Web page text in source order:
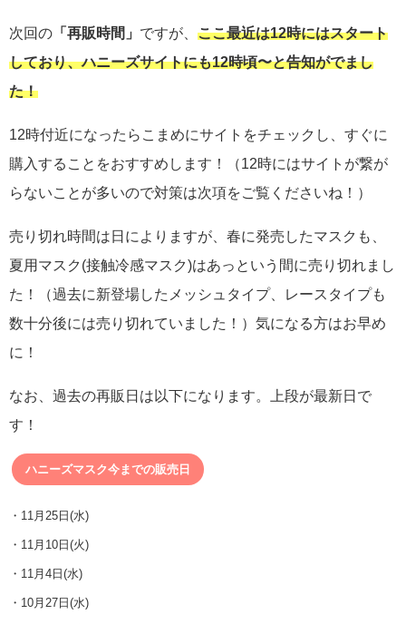
次回の 「再販時間」 ですが、 ここ最近は12時にはスタート
しており、ハニーズサイトにも12時頃〜と告知がでまし
た！
12時付近になったらこまめにサイトをチェックし、すぐに
購入することをおすすめします！（12時にはサイトが繋が
らないことが多いので対策は次項をご覧くださいね！）
売り切れ時間は日によりますが、春に発売したマスクも、
夏用マスク(接触冷感マスク)はあっという間に売り切れまし
た！（過去に新登場したメッシュタイプ、レースタイプも
数十分後には売り切れていました！）気になる方はお早め
に！
なお、過去の再販日は以下になります。上段が最新日で
す！
ハニーズマスク今までの販売日
・11月25日(水)
・11月10日(火)
・11月4日(水)
・10月27日(水)